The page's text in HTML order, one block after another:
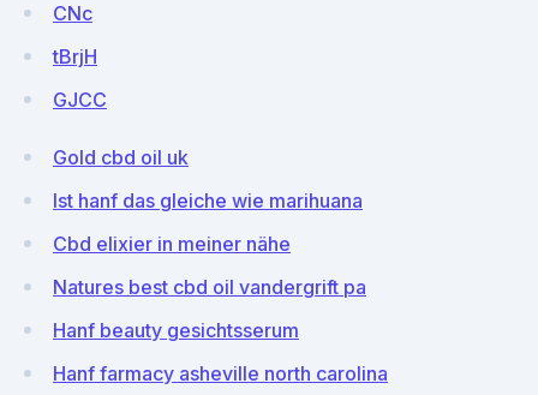
CNc
tBrjH
GJCC
Gold cbd oil uk
Ist hanf das gleiche wie marihuana
Cbd elixier in meiner nähe
Natures best cbd oil vandergrift pa
Hanf beauty gesichtsserum
Hanf farmacy asheville north carolina